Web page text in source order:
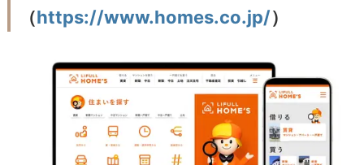
（https://www.homes.co.jp/）